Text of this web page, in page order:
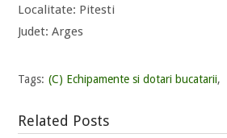
Localitate: Pitesti
Judet: Arges
Tags: (C) Echipamente si dotari bucatarii,
Related Posts